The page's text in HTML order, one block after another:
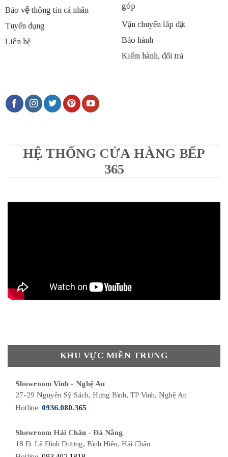
Bảo vệ thông tin cá nhân
Tuyển dụng
Liên hệ
góp
Vận chuyển lắp đặt
Bảo hành
Kiểm hành, đổi trả
HỆ THỐNG CỬA HÀNG BẾP
365
KHU VỰC MIỀN TRUNG
Showroom Vinh - Nghệ An
27-29 Nguyễn Sỹ Sách, Hưng Bình, TP Vinh, Nghệ An
Hotline: 0936.080.365
Showroom Hải Châu - Đà Nẵng
18 Đ. Lê Đình Dương, Bình Hiên, Hải Châu